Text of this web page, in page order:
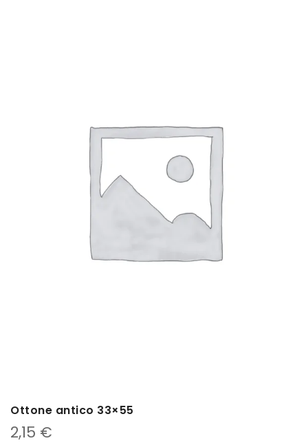
Ottone antico 33×55
2,15 €